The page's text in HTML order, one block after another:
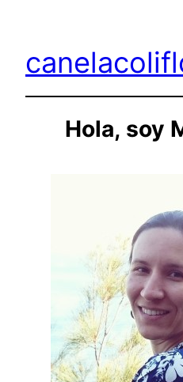
contenido
Hola, soy